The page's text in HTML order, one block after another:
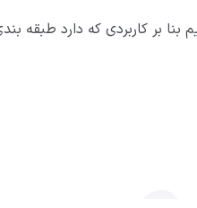
بر کاربردی که دارد طبقه